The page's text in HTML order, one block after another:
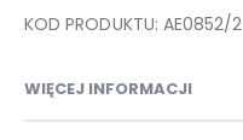
KOD PRODUKTU: AE0852/2
WIĘCEJ INFORMACJI